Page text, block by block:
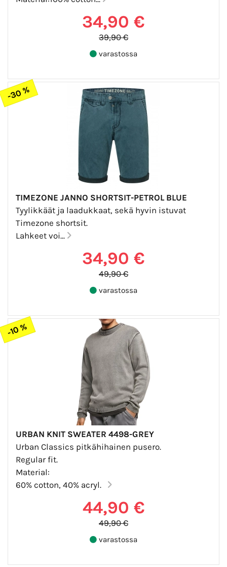
34,90 €
39,90 €
varastossa
-30 %
TIMEZONE JANNO SHORTSIT-PETROL BLUE
Tyylikkäät ja laadukkaat, sekä hyvin istuvat
Timezone shortsit.
Lahkeet voi...
34,90 €
49,90 €
varastossa
-10 %
URBAN KNIT SWEATER 4498-GREY
Urban Classics pitkähihainen pusero.
Regular fit.
Material:
60% cotton, 40% acryl.
44,90 €
49,90 €
varastossa